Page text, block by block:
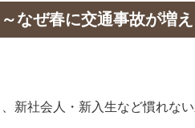
～なぜ春に交通事故が増
、新社会人・新入生など慣れな